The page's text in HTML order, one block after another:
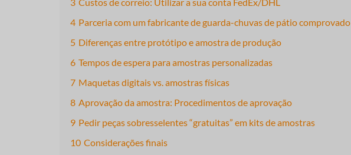
4 Parceria com um fabricante de guarda-chuvas de pátio comprovado
5 Diferenças entre protótipo e amostra de produção
6 Tempos de espera para amostras personalizadas
7 Maquetas digitais vs. amostras físicas
8 Aprovação da amostra: Procedimentos de aprovação
9 Pedir peças sobresselentes “gratuitas” em kits de amostras
10 Considerações finais